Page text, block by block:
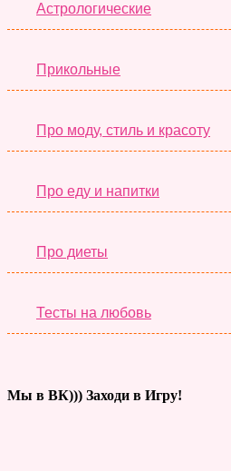
Астрологические
Прикольные
Про моду, стиль и красоту
Про еду и напитки
Про диеты
Тесты на любовь
Мы в ВК))) Заходи в Игру!